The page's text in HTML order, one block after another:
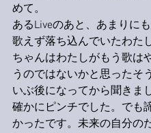
めて。
あるLiveのあと、あまりに
歌えず落ち込んでいたわた
ちゃんはわたしがもう歌は
うのではないかと思ったそ
いぶ後になってから聞きま
確かにピンチでした。でも
かったです。未来の自分の